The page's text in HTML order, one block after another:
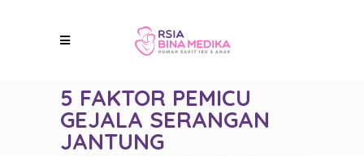
5 FAKTOR PEMICU
GEJALA SERANGAN
JANTUNG